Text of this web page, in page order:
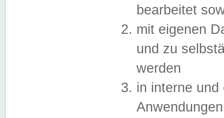
bearbeitet
mit eigenen
und zu
werden
in interne